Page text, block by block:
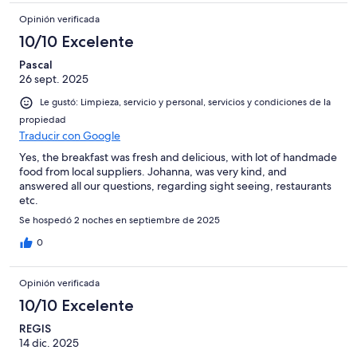
Opinión verificada
10/10 Excelente
Pascal
26 sept. 2025
Le gustó: Limpieza, servicio y personal, servicios y condiciones de la
propiedad
Traducir con Google
Yes, the breakfast was fresh and delicious, with lot of handmade
food from local suppliers. Johanna, was very kind, and
answered all our questions, regarding sight seeing, restaurants
etc.
Se hospedó 2 noches en septiembre de 2025
0
Opinión verificada
10/10 Excelente
REGIS
14 dic. 2025